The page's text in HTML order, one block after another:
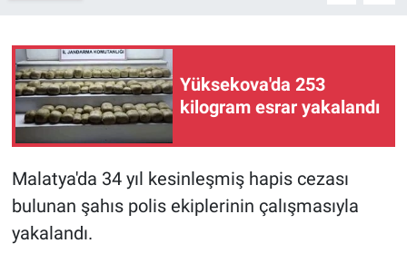
Yüksekova'da 253
kilogram esrar yakalandı
Malatya'da 34 yıl kesinleşmiş hapis cezası
bulunan şahıs polis ekiplerinin çalışmasıyla
yakalandı.